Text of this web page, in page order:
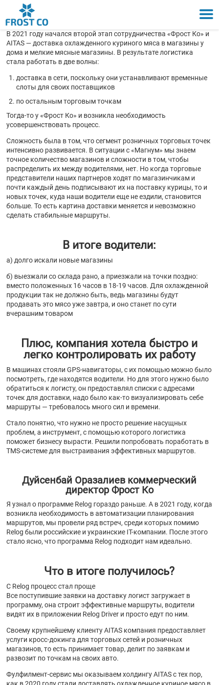
Главная
О
компании
Услуги
Склады
Автопарк
Филиалы
В 2021 году начался второй этап сотрудничества «Фрост Ко» и
AITAS — доставка охлажденного куриного мяса в магазины у
дома и мелкие мясные магазины. В результате логистика
стала работать в две волны:
доставка в сети, поскольку они устанавливают временные
слоты для своих поставщиков
по остальным торговым точкам
Тогда-то у «Фрост Ко» и возникла необходимость
усовершенствовать процесс.
Сложность была в том, что сегмент розничных торговых точек
интенсивно развивается. В ситуации с «Магнум» мы знаем
точное количество магазинов и сложности в том, чтобы
распределить их между водителями, нет. Но когда торговые
представители наших партнеров ходят по магазинчикам и
почти каждый день подписывают их на поставку курицы, то и
новых точек, куда наши водители еще не ездили, становится
больше. То есть картина доставки меняется и невозможно
сделать стабильные маршруты.
В итоге водители:
а) долго искали новые магазины
б) выезжали со склада рано, а приезжали на точки поздно:
вместо положенных 16 часов в 18-19 часов. Для охлажденной
продукции так не должно быть, ведь магазины будут
продавать это мясо уже завтра, и оно станет по сути
вчерашним товаром
Плюс, компания хотела быстро и
легко контролировать их работу
В машинах стояли GPS-навигаторы, с их помощью можно было
посмотреть, где находятся водители. Но для этого нужно было
обратиться к логисту, он предоставлял списки с адресами
точек для доставки, надо было как-то визуализировать себе
маршруты — требовалось много сил и времени.
Стало понятно, что нужно не просто решение насущных
проблем, а инструмент, с помощью которого логистика
поможет бизнесу вырасти. Решили попробовать поработать в
TMS-системе для выстраивания эффективных маршрутов.
Дуйсенбай Оразалиев коммерческий
директор Фрост Ко
Я узнал о программе Relog гораздо раньше. А в 2021 году, когда
возникла необходимость в автоматизации планирования
маршрутов, мы провели ряд встреч, среди которых помимо
Relog были российские и украинские IT-компании. После этого
стало ясно, что программа Relog подходит нам идеально.
Что в итоге получилось?
С Relog процесс стал проще
Все поступившие заявки на доставку логист загружает в
программу, она строит эффективные маршруты, водители
видят их в приложении Relog Driver и просто едут по ним.
Своему крупнейшему клиенту AITAS компания предоставляет
услуги кросс-докинга для торговых сетей и розничных
магазинов, то есть принимает товар, делит по заявкам и
развозит по точкам на своих авто.
Фулфилмент-сервис мы оказываем холдингу AITAS с тех пор,